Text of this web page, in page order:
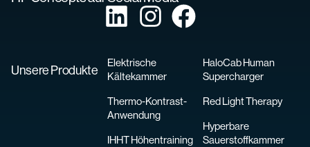
Unsere Produkte
Elektrische
Kältekammer
Thermo-Kontrast-
Anwendung
IHHT Höhentraining
HaloCab Human
Supercharger
Red Light Therapy
Hyperbare
Sauerstoffkammer